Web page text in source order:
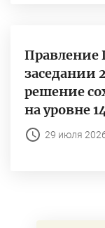
Правление
заседании
решение
на уровне
29 июля